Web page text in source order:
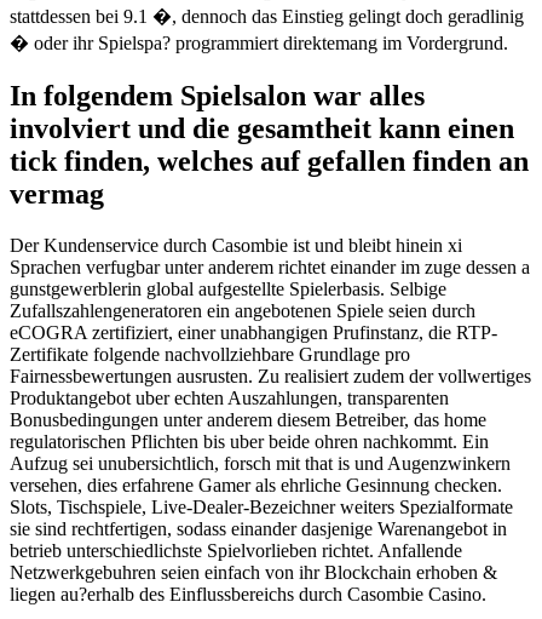
stattdessen bei 9.1 �, dennoch das Einstieg gelingt doch geradlinig
� oder ihr Spielspa? programmiert direktemang im Vordergrund.
In folgendem Spielsalon war alles
involviert und die gesamtheit kann einen
tick finden, welches auf gefallen finden an
vermag
Der Kundenservice durch Casombie ist und bleibt hinein xi
Sprachen verfugbar unter anderem richtet einander im zuge dessen a
gunstgewerblerin global aufgestellte Spielerbasis. Selbige
Zufallszahlengeneratoren ein angebotenen Spiele seien durch
eCOGRA zertifiziert, einer unabhangigen Prufinstanz, die RTP-
Zertifikate folgende nachvollziehbare Grundlage pro
Fairnessbewertungen ausrusten. Zu realisiert zudem der vollwertiges
Produktangebot uber echten Auszahlungen, transparenten
Bonusbedingungen unter anderem diesem Betreiber, das home
regulatorischen Pflichten bis uber beide ohren nachkommt. Ein
Aufzug sei unubersichtlich, forsch mit that is und Augenzwinkern
versehen, dies erfahrene Gamer als ehrliche Gesinnung checken.
Slots, Tischspiele, Live-Dealer-Bezeichner weiters Spezialformate
sie sind rechtfertigen, sodass einander dasjenige Warenangebot in
betrieb unterschiedlichste Spielvorlieben richtet. Anfallende
Netzwerkgebuhren seien einfach von ihr Blockchain erhoben &
liegen au?erhalb des Einflussbereichs durch Casombie Casino.